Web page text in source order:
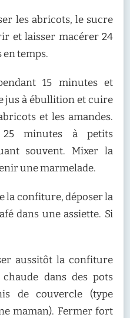
les abricots, le sucre
et laisser macérer 24
en temps.
15 minutes et
jus à ébullition et cuire
et les amandes.
minutes à petits
souvent. Mixer la
une marmelade.
la confiture, déposer la
dans une assiette. Si
aussitôt la confiture
dans des pots
de couvercle (type
maman). Fermer fort